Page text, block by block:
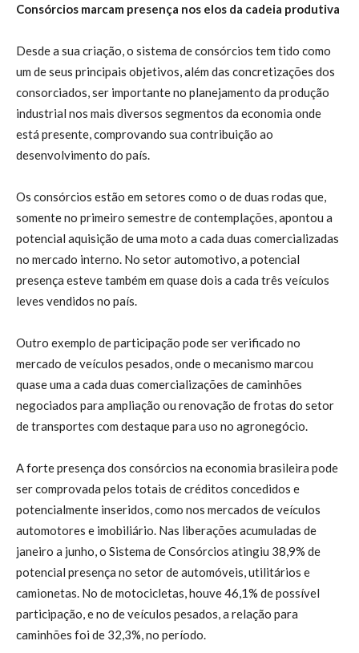
Consórcios marcam presença nos elos da cadeia produtiva
Desde a sua criação, o sistema de consórcios tem tido como
um de seus principais objetivos, além das concretizações dos
consorciados, ser importante no planejamento da produção
industrial nos mais diversos segmentos da economia onde
está presente, comprovando sua contribuição ao
desenvolvimento do país.
Os consórcios estão em setores como o de duas rodas que,
somente no primeiro semestre de contemplações, apontou a
potencial aquisição de uma moto a cada duas comercializadas
no mercado interno. No setor automotivo, a potencial
presença esteve também em quase dois a cada três veículos
leves vendidos no país.
Outro exemplo de participação pode ser verificado no
mercado de veículos pesados, onde o mecanismo marcou
quase uma a cada duas comercializações de caminhões
negociados para ampliação ou renovação de frotas do setor
de transportes com destaque para uso no agronegócio.
A forte presença dos consórcios na economia brasileira pode
ser comprovada pelos totais de créditos concedidos e
potencialmente inseridos, como nos mercados de veículos
automotores e imobiliário. Nas liberações acumuladas de
janeiro a junho, o Sistema de Consórcios atingiu 38,9% de
potencial presença no setor de automóveis, utilitários e
camionetas. No de motocicletas, houve 46,1% de possível
participação, e no de veículos pesados, a relação para
caminhões foi de 32,3%, no período.